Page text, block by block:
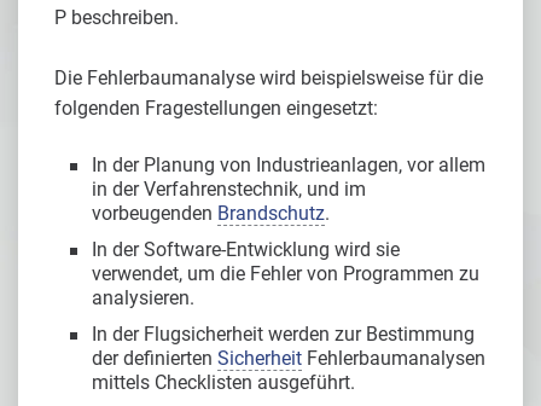
P beschreiben.
Die Fehlerbaumanalyse wird beispielsweise für die
folgenden Fragestellungen eingesetzt:
In der Planung von Industrieanlagen, vor allem
in der Verfahrenstechnik, und im
vorbeugenden Brandschutz.
In der Software-Entwicklung wird sie
verwendet, um die Fehler von Programmen zu
analysieren.
In der Flugsicherheit werden zur Bestimmung
der definierten Sicherheit Fehlerbaumanalysen
mittels Checklisten ausgeführt.